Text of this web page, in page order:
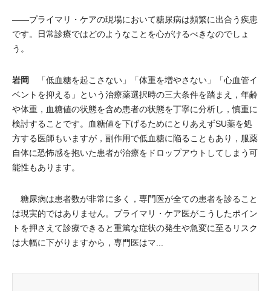
――プライマリ・ケアの現場において糖尿病は頻繁に出合う疾患
です。日常診療ではどのようなことを心がけるべきなのでしょ
う。
岩岡 「低血糖を起こさない」「体重を増やさない」「心血管イ
ベントを抑える」という治療薬選択時の三大条件を踏まえ，年齢
や体重，血糖値の状態を含め患者の状態を丁寧に分析し，慎重に
検討することです。血糖値を下げるためにとりあえずSU薬を処
方する医師もいますが，副作用で低血糖に陥ることもあり，服薬
自体に恐怖感を抱いた患者が治療をドロップアウトしてしまう可
能性もあります。
糖尿病は患者数が非常に多く，専門医が全ての患者を診ること
は現実的ではありません。プライマリ・ケア医がこうしたポイン
トを押さえて診療できると重篤な症状の発生や急変に至るリスク
は大幅に下がりますから，専門医はマ...